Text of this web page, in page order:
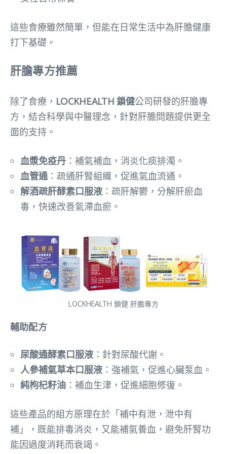
這些食療雖然簡單，但能在日常生活中為肝膽健康
打下基礎。
肝膽專方推薦
除了食療， LOCKHEALTH 鎖健公司研發的肝膽專
方，結合科學與中醫理念，針對肝膽問題提供更全
面的支持。
血漿免疫丹 ：補氣補血，消炎化痰排濁。
血管通 ：疏通肝腎組織，促進氣血流通。
解酒疏肝酵素口服液 ：疏肝解鬱，分解肝瘀血
毒，快速改善氣滯血瘀。
LOCKHEALTH 鎖健 肝膽專方
輔助配方
尿酸通酵素口服液 ：針對尿酸代謝。
人參補氣草本口服液 ：強補氣，促進心臟泵血。
純枸杞籽油 ：補血生津，促進細胞修復。
這些產品的組方原理在於「補中有泄，泄中有
補」，既能排毒消炎，又能補氣養血，避免肝腎功
能因過度消耗而衰竭。